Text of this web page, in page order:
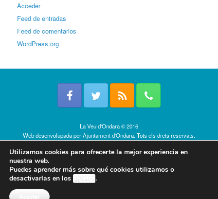
Acceder
Feed de entradas
Feed de comentarios
WordPress.org
La Veu d'Ondara © 2016
Web desenvolupada perAjuntament d'Ondara. Tots els drets reservats.
Utilizamos cookies para ofrecerte la mejor experiencia en
nuestra web.
Puedes aprender más sobre qué cookies utilizamos o
desactivarlas en los ajustes.